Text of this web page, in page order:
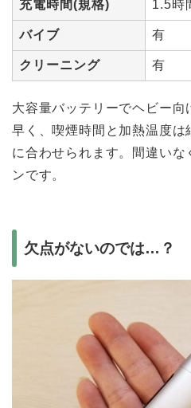
充電時間(規格) 1.5時
バイブ 有
クリーニング 有
大容量バッテリーでヘビー
早く、喫煙時間と加熱温度は
に合わせられます。間違いな
ンです。
欠点がないのでは…？